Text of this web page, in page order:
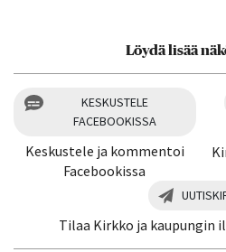
Löydä lisää
KESKUSTELE
FACEBOOKISSA
Keskustele ja kommentoi
Facebookissa
Tilaa Kirkko ja kaupungin